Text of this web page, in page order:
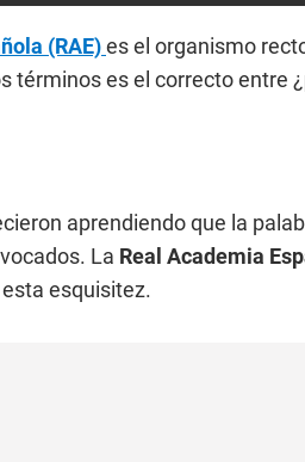
(RAE)es el organismo
términos es el correcto entre ¿
aprendiendo que la
La Real Academia
esquisitez.